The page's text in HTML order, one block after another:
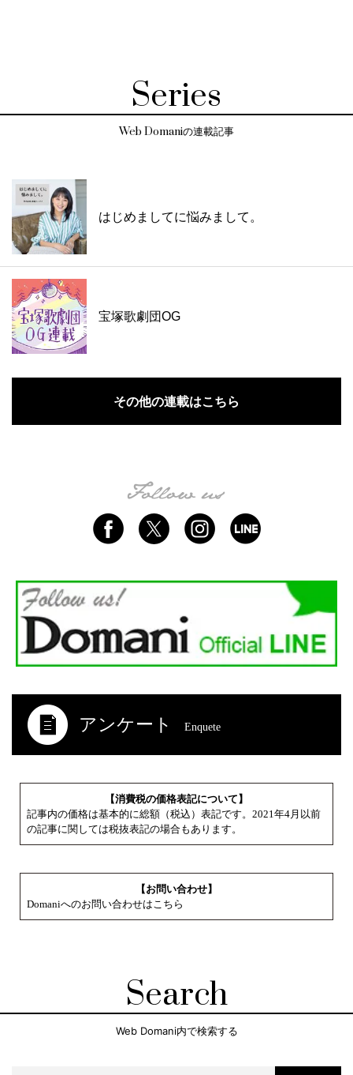
Series
Web Domaniの連載記事
はじめましてに悩みまして。
宝塚歌劇団OG
その他の連載はこちら
アンケート Enquete
【消費税の価格表記について】
記事内の価格は基本的に総額（税込）表記です。2021年4月以前
の記事に関しては税抜表記の場合もあります。
【お問い合わせ】
Domaniへのお問い合わせはこちら
Search
Web Domani内で検索する